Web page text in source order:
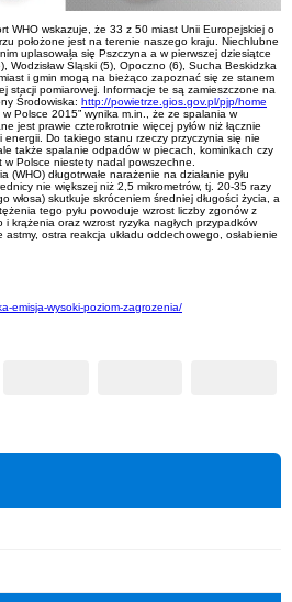
WHO wskazuje, że 33 z 50 miast Unii Europejskiej o
położone jest na terenie naszego kraju. Niechlubne
uplasowała się Pszczyna a w pierwszej dziesiątce
Wodzisław Śląski (5), Opoczno (6), Sucha Beskidzka
i gmin mogą na bieżąco zapoznać się ze stanem
stacji pomiarowej. Informacje te są zamieszczone na
Środowiska: http://powietrze.gios.gov.pl/pjp/home
Polsce 2015” wynika m.in., że ze spalania w
jest prawie czterokrotnie więcej pyłów niż łącznie
energii. Do takiego stanu rzeczy przyczynia się nie
także spalanie odpadów w piecach, kominkach czy
Polsce niestety nadal powszechne.
(WHO) długotrwałe narażenie na działanie pyłu
nie większej niż 2,5 mikrometrów, tj. 20-35 razy
włosa) skutkuje skróceniem średniej długości życia, a
tego pyłu powoduje wzrost liczby zgonów z
krążenia oraz wzrost ryzyka nagłych przypadków
ostra reakcja układu oddechowego, osłabienie
emisja-wysoki-poziom-zagrozenia/